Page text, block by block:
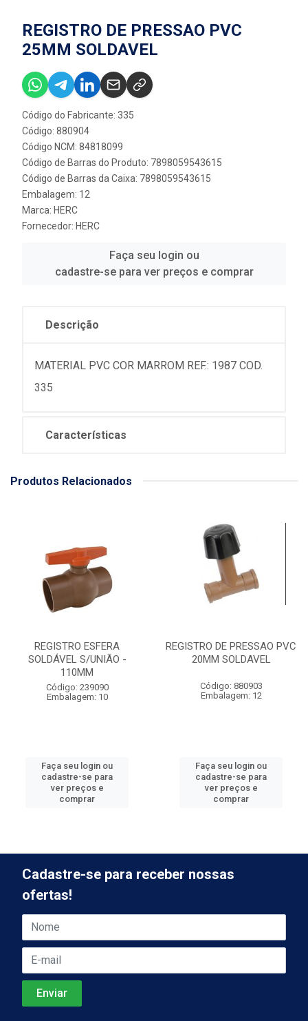
REGISTRO DE PRESSAO PVC
25MM SOLDAVEL
Código do Fabricante: 335
Código: 880904
Código NCM: 84818099
Código de Barras do Produto: 7898059543615
Código de Barras da Caixa: 7898059543615
Embalagem: 12
Marca: HERC
Fornecedor: HERC
Faça seu login ou
cadastre-se para ver preços e comprar
Descrição
MATERIAL PVC COR MARROM REF.: 1987 COD.
335
Características
Produtos Relacionados
REGISTRO ESFERA
SOLDÁVEL S/UNIÃO -
110MM
Código: 239090
Embalagem: 10
Faça seu login ou
cadastre-se para
ver preços e
comprar
REGISTRO DE PRESSAO PVC
20MM SOLDAVEL
Código: 880903
Embalagem: 12
Faça seu login ou
cadastre-se para
ver preços e
comprar
Cadastre-se para receber nossas
ofertas!